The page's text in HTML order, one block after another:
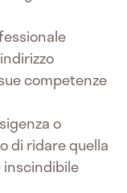
competenze
o
di ridare quella
inscindibile